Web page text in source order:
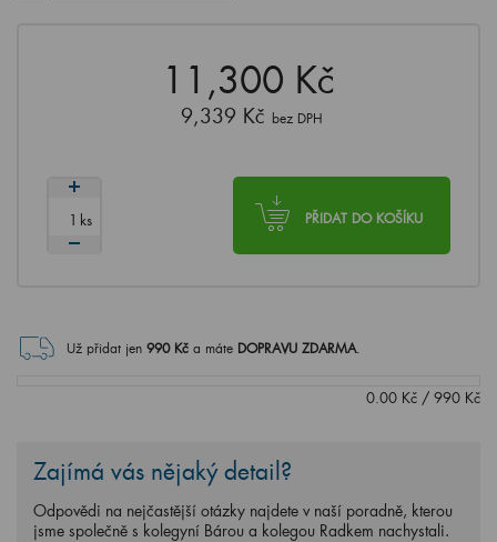
11,300 Kč
9,339 Kč bez DPH
PŘIDAT DO KOŠÍKU
ks
Už přidat jen 990Kč a máte DOPRAVU ZDARMA.
0.00 Kč / 990 Kč
Zajímá vás nějaký detail?
Odpovědi na nejčastější otázky najdete v naší poradně, kterou
jsme společně s kolegyní Bárou a kolegou Radkem nachystali.